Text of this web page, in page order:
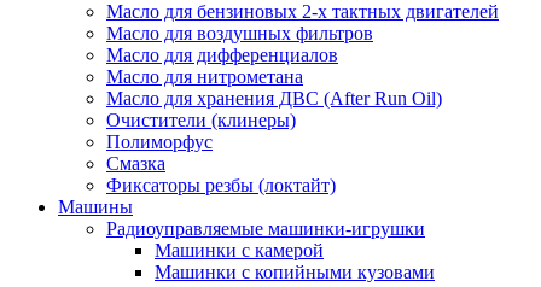
Масло для бензиновых 2-х тактных двигателей
Масло для воздушных фильтров
Масло для дифференциалов
Масло для нитрометана
Масло для хранения ДВС (After Run Oil)
Очистители (клинеры)
Полиморфус
Смазка
Фиксаторы резбы (локтайт)
Машины
Радиоуправляемые машинки-игрушки
Машинки с камерой
Машинки с копийными кузовами